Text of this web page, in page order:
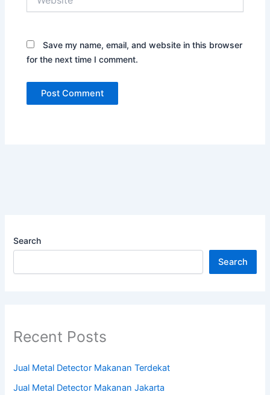
Save my name, email, and website in this browser
for the next time I comment.
Search
Search
Recent Posts
Jual Metal Detector Makanan Terdekat
Jual Metal Detector Makanan Jakarta